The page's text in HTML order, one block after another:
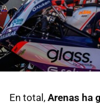
En total, Arenas ha